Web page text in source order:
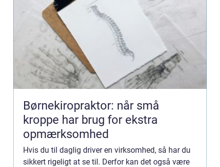
Børnekiropraktor: når små
kroppe har brug for ekstra
opmærksomhed
Hvis du til daglig driver en virksomhed, så har du
sikkert rigeligt at se til. Derfor kan det også være